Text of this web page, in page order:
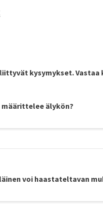
kysymykset. Vastaa
älykön?
voi haastateltavan